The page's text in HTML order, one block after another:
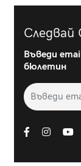
Следвай
Въведи
бюлетин